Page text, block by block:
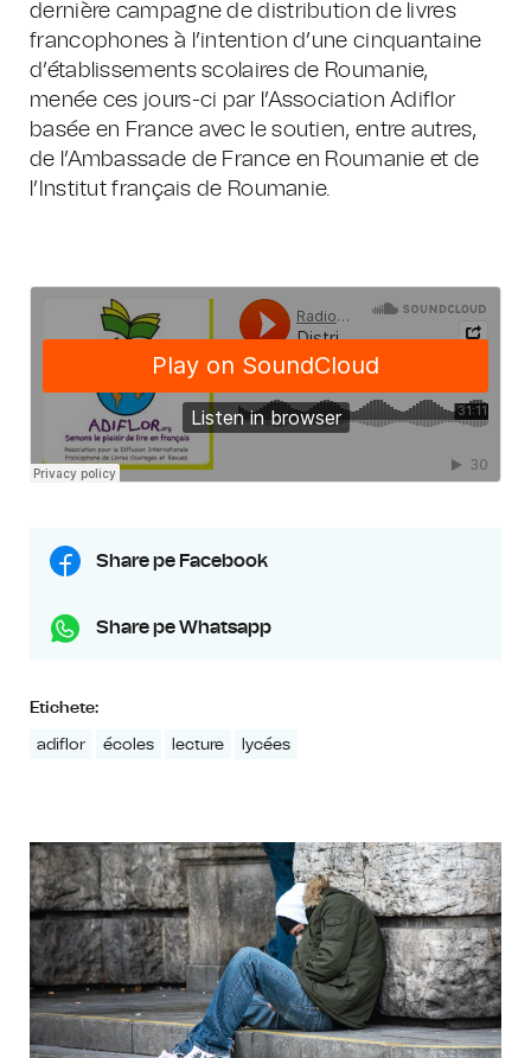
dernière campagne de distribution de livres
francophones à l’intention d’une cinquantaine
d’établissements scolaires de Roumanie,
menée ces jours-ci par l’Association Adiflor
basée en France avec le soutien, entre autres,
de l’Ambassade de France en Roumanie et de
l’Institut français de Roumanie.
Share pe Facebook
Share pe Whatsapp
Etichete:
adiflor écoles lecture lycées